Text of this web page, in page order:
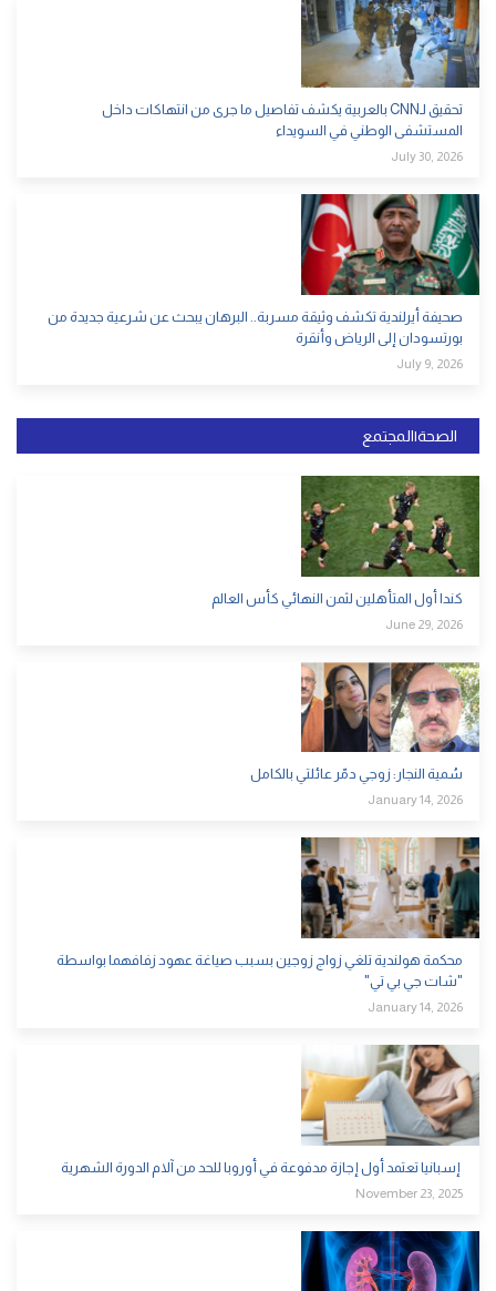
تحقيق لـCNN بالعربية يكشف تفاصيل ما جرى من انتهاكات داخل
المستشفى الوطني في السويداء
July 30, 2026
صحيفة أيرلندية تكشف وثيقة مسربة.. البرهان يبحث عن شرعية جديدة من
بورتسودان إلى الرياض وأنقرة
July 9, 2026
الصحة|المجتمع
كندا أول المتأهلين لثمن النهائي كأس العالم
June 29, 2026
سُمية النجار: زوجي دمّر عائلتي بالكامل
January 14, 2026
محكمة هولندية تلغي زواج زوجين بسبب صياغة عهود زفافهما بواسطة
"شات جي بي تي"
January 14, 2026
إسبانيا تعتمد أول إجازة مدفوعة في أوروبا للحد من آلام الدورة الشهرية
November 23, 2025